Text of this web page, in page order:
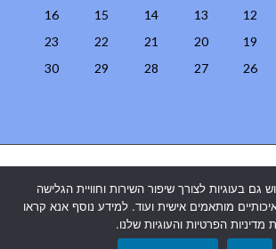
12
13
14
15
16
19
20
21
22
23
26
27
28
29
30
אתרים בבאר שבע|
גם בעוגיות לצורך שיפור השירות וחוויית הגלישה
מותאמים אישית ועוד. למידע נוסף אנא קראו
מדיניות הפרטיות והעוגיות שלנו.